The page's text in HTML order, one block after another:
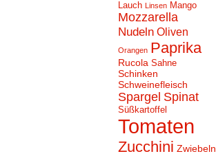
Lauch Linsen Mango
Mozzarella
Nudeln Oliven
Orangen Paprika
Rucola Sahne
Schinken
Schweinefleisch
Spargel Spinat
Süßkartoffel
Tomaten
Zucchini Zwiebeln